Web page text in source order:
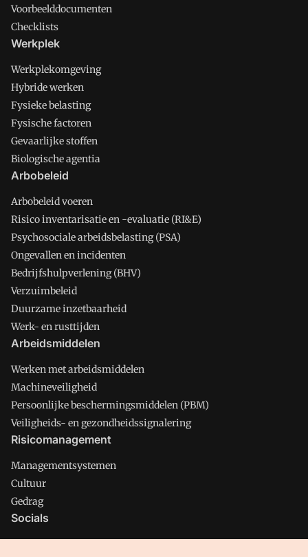
Voorbeelddocumenten
Checklists
Werkplek
Werkplekomgeving
Hybride werken
Fysieke belasting
Fysische factoren
Gevaarlijke stoffen
Biologische agentia
Arbobeleid
Arbobeleid voeren
Risico inventarisatie en -evaluatie (RI&E)
Psychosociale arbeidsbelasting (PSA)
Ongevallen en incidenten
Bedrijfshulpverlening (BHV)
Verzuimbeleid
Duurzame inzetbaarheid
Werk- en rusttijden
Arbeidsmiddelen
Werken met arbeidsmiddelen
Machineveiligheid
Persoonlijke beschermingsmiddelen (PBM)
Veiligheids- en gezondheidssignalering
Risicomanagement
Managementsystemen
Cultuur
Gedrag
Socials